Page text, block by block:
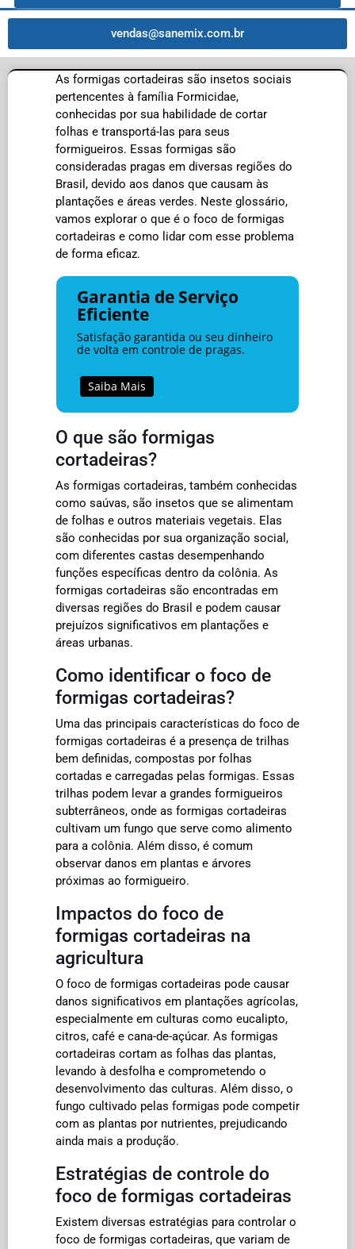
vendas@sanemix.com.br
As formigas cortadeiras são insetos sociais
pertencentes à família Formicidae,
conhecidas por sua habilidade de cortar
folhas e transportá-las para seus
formigueiros. Essas formigas são
consideradas pragas em diversas regiões do
Brasil, devido aos danos que causam às
plantações e áreas verdes. Neste glossário,
vamos explorar o que é o foco de formigas
cortadeiras e como lidar com esse problema
de forma eficaz.
Garantia de Serviço
Eficiente
Satisfação garantida ou seu dinheiro
de volta em controle de pragas.
Saiba Mais
O que são formigas
cortadeiras?
As formigas cortadeiras, também conhecidas
como saúvas, são insetos que se alimentam
de folhas e outros materiais vegetais. Elas
são conhecidas por sua organização social,
com diferentes castas desempenhando
funções específicas dentro da colônia. As
formigas cortadeiras são encontradas em
diversas regiões do Brasil e podem causar
prejuízos significativos em plantações e
áreas urbanas.
Como identificar o foco de
formigas cortadeiras?
Uma das principais características do foco de
formigas cortadeiras é a presença de trilhas
bem definidas, compostas por folhas
cortadas e carregadas pelas formigas. Essas
trilhas podem levar a grandes formigueiros
subterrâneos, onde as formigas cortadeiras
cultivam um fungo que serve como alimento
para a colônia. Além disso, é comum
observar danos em plantas e árvores
próximas ao formigueiro.
Impactos do foco de
formigas cortadeiras na
agricultura
O foco de formigas cortadeiras pode causar
danos significativos em plantações agrícolas,
especialmente em culturas como eucalipto,
citros, café e cana-de-açúcar. As formigas
cortadeiras cortam as folhas das plantas,
levando à desfolha e comprometendo o
desenvolvimento das culturas. Além disso, o
fungo cultivado pelas formigas pode competir
com as plantas por nutrientes, prejudicando
ainda mais a produção.
Estratégias de controle do
foco de formigas cortadeiras
Existem diversas estratégias para controlar o
foco de formigas cortadeiras, que variam de